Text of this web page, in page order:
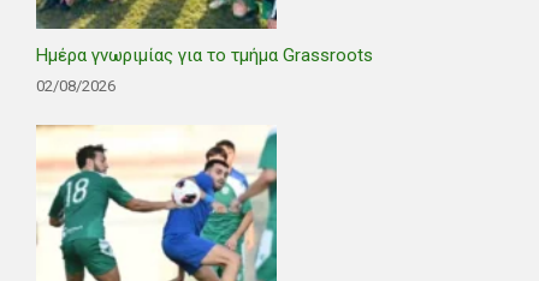
Ημέρα γνωριμίας για το τμήμα Grassroots
02/08/2026